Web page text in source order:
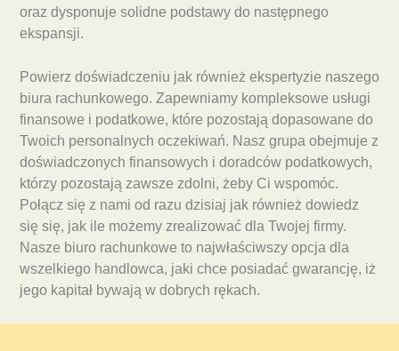
oraz dysponuje solidne podstawy do następnego
ekspansji.
Powierz doświadczeniu jak również ekspertyzie naszego
biura rachunkowego. Zapewniamy kompleksowe usługi
finansowe i podatkowe, które pozostają dopasowane do
Twoich personalnych oczekiwań. Nasz grupa obejmuje z
doświadczonych finansowych i doradców podatkowych,
którzy pozostają zawsze zdolni, żeby Ci wspomóc.
Połącz się z nami od razu dzisiaj jak również dowiedz
się się, jak ile możemy zrealizować dla Twojej firmy.
Nasze biuro rachunkowe to najwłaściwszy opcja dla
wszelkiego handlowca, jaki chce posiadać gwarancję, iż
jego kapitał bywają w dobrych rękach.